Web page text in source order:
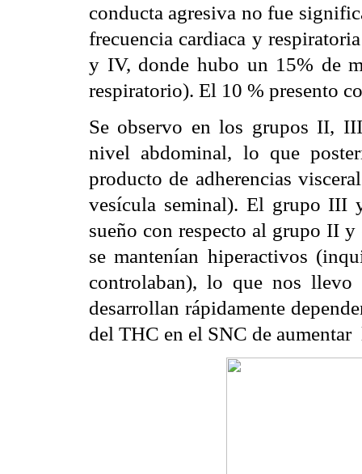
conducta agresiva no fue
frecuencia cardiaca y
y IV, donde hubo un 15% de
respiratorio). El 10 % presento
Se observo en los grupos II,
nivel abdominal, lo que
producto de adherencias
vesícula seminal). El grupo III
sueño con respecto al grupo II
se mantenían hiperactivos
controlaban), lo que nos llevo
desarrollan rápidamente
del THC en el SNC de aumentar